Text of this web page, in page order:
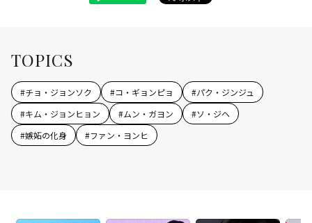
TOPICS
#チョ・ジョンソク #コ・ギョンピョ #パク・ジンジュ
#キム・ジョンヒョン #ムン・ガヨン #ソ・ジヘ
#嫉妬の化身 #ファン・ヨンヒ